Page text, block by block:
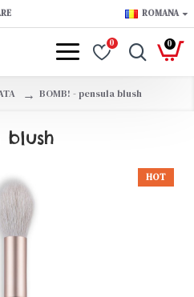
ROMANA
0 0
BOMB! - pensula blush
blush
HOT